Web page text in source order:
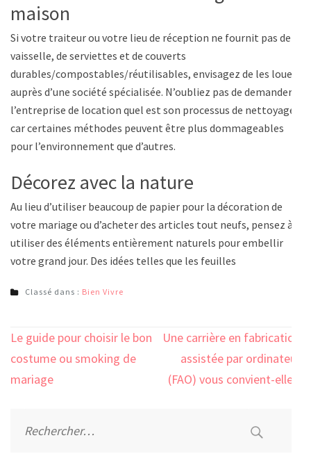
maison
Si votre traiteur ou votre lieu de réception ne fournit pas de
vaisselle, de serviettes et de couverts
durables/compostables/réutilisables, envisagez de les louer
auprès d’une société spécialisée. N’oubliez pas de demander à
l’entreprise de location quel est son processus de nettoyage,
car certaines méthodes peuvent être plus dommageables
pour l’environnement que d’autres.
Décorez avec la nature
Au lieu d’utiliser beaucoup de papier pour la décoration de
votre mariage ou d’acheter des articles tout neufs, pensez à
utiliser des éléments entièrement naturels pour embellir
votre grand jour. Des idées telles que les feuilles
Classé dans : Bien Vivre
Navigation
de
l’article
Le guide pour choisir le bon
costume ou smoking de
mariage
Une carrière en fabrication
assistée par ordinateur
(FAO) vous convient-elle ?